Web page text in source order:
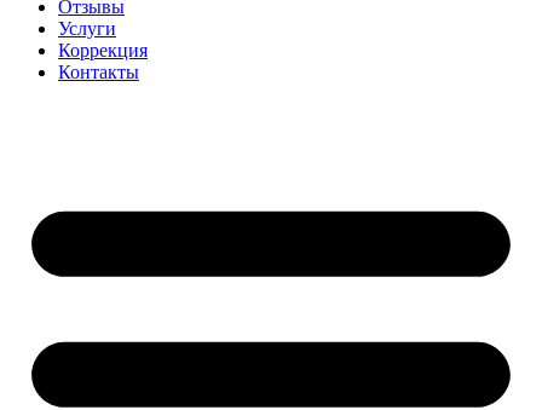
Отзывы
Услуги
Коррекция
Контакты